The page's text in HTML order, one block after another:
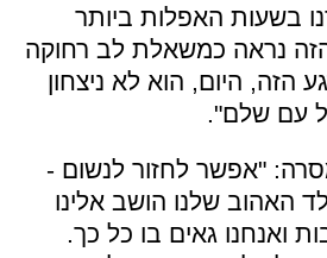
בשעות האפלות ביותר
נראה כמשאלת לב רחוקה
הזה, היום, הוא לא ניצחון
עם שלם".
"אפשר לחזור לנשום -
האהוב שלנו הושב אלינו
ואנחנו גאים בו כל כך.